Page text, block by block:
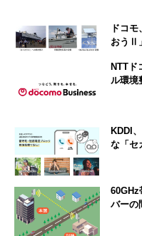
ドコ
おうⅡ
NTTド
ル環境
KDDI
な「セ
バーの